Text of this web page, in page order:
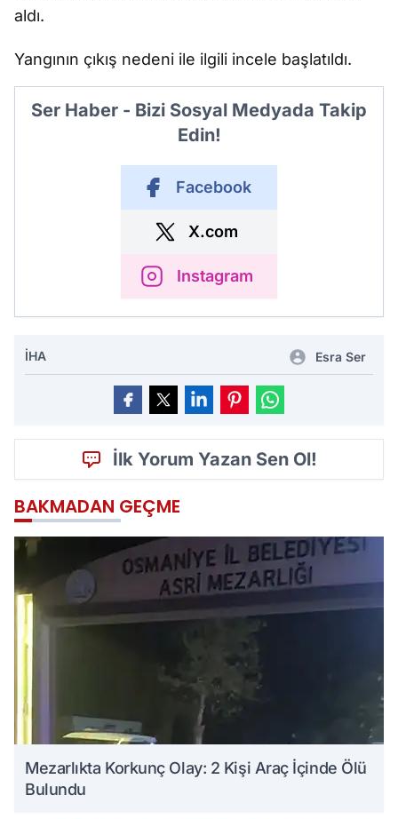
aldı.
Yangının çıkış nedeni ile ilgili incele başlatıldı.
Ser Haber - Bizi Sosyal Medyada Takip
Edin!
Facebook
X.com
Instagram
İHA Esra Ser
İlk Yorum Yazan Sen Ol!
BAKMADAN GEÇME
Mezarlıkta Korkunç Olay: 2 Kişi Araç İçinde Ölü
Bulundu